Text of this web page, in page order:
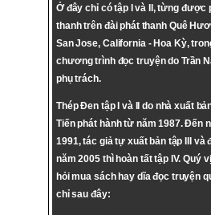
Ở đây chỉ có tập I và II, từng được
thanh trên đài phát thanh Quê
San Jose, California - Hoa Kỳ,
chương trình đọc truyện do Trần
phụ trách.
Thép Đen tập I và II do nhà xuất
Tiến phát hành từ năm 1987. Đến
1991, tác giả tự xuất bản tập III và
năm 2005 thì hoàn tất tập IV. Quý
hỏi mua sách hay dĩa đọc truyện
chỉ sau đây: